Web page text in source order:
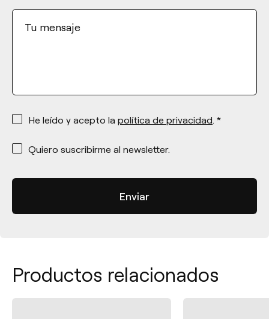
Tu mensaje
*
He leído y acepto la política de privacidad. *
*
Quiero suscribirme al newsletter.
Productos relacionados